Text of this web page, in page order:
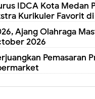
IDCA Kota
Kurikuler Favorit
Ajang Olahraga
2026
Pemasaran